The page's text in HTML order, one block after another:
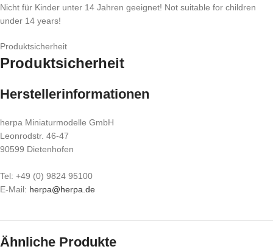
Nicht für Kinder unter 14 Jahren geeignet! Not suitable for children
under 14 years!
Produktsicherheit
Produktsicherheit
Herstellerinformationen
herpa Miniaturmodelle GmbH
Leonrodstr. 46-47
90599 Dietenhofen
Tel: +49 (0) 9824 95100
E-Mail: herpa@herpa.de
Ähnliche Produkte